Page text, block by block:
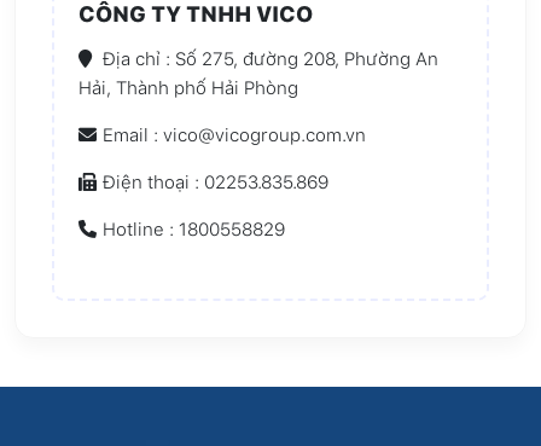
CÔNG TY TNHH VICO
Địa chỉ : Số 275, đường 208, Phường An
Hải, Thành phố Hải Phòng
Email : vico@vicogroup.com.vn
Điện thoại : 02253.835.869
Hotline : 1800558829